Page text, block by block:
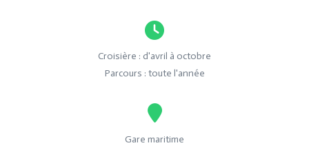
Croisière : d'avril à octobre
Parcours : toute l'année
Gare maritime